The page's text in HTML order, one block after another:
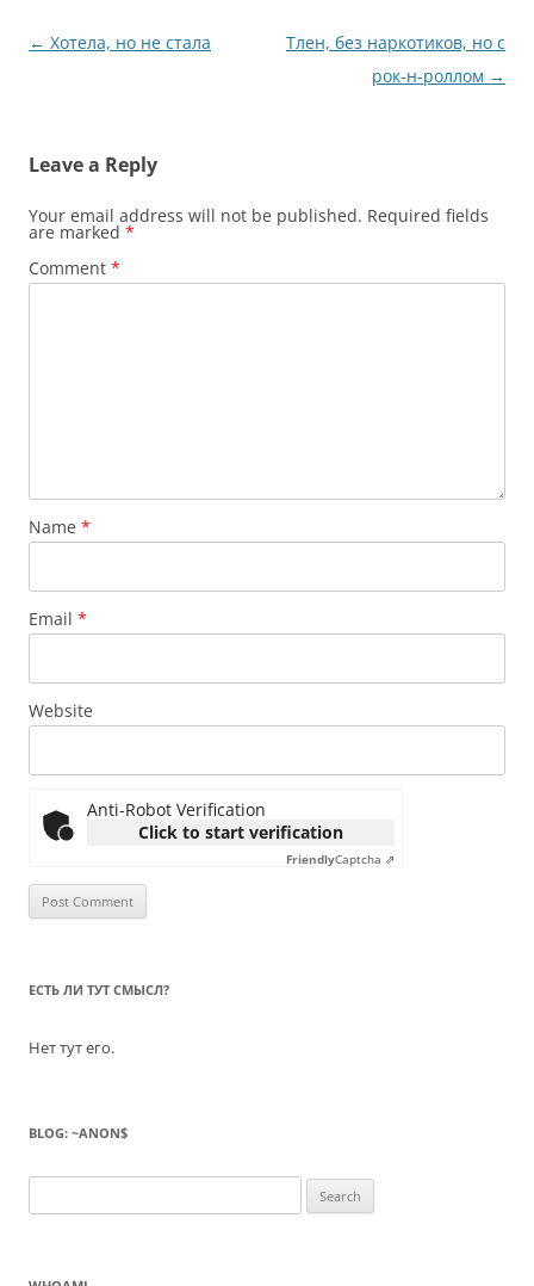
Post
← Хотела, но не стала
Тлен, без наркотиков, но с
рок-н-роллом →
Leave a Reply
Your email address will not be published. Required fields
are marked *
Comment *
Name *
Email *
Website
Anti-Robot Verification
Click to start verification
FriendlyCaptcha ⇗
ЕСТЬ ЛИ ТУТ СМЫСЛ?
Нет тут его.
BLOG: ~ANON$
for: